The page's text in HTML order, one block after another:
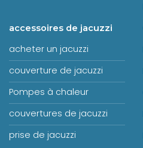
accessoires de jacuzzi
acheter un jacuzzi
couverture de jacuzzi
Pompes à chaleur
couvertures de jacuzzi
prise de jacuzzi